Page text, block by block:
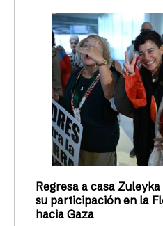
Regresa a casa
su participación en la
hacia Gaza